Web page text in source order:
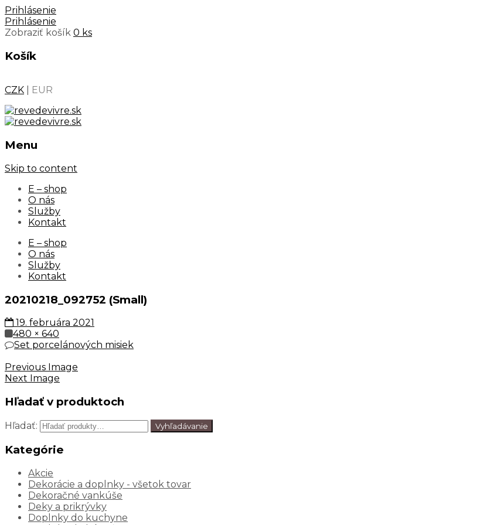
Prihlásenie
Prihlásenie
Zobraziť košík 0 ks
Košík
CZK EUR
Menu
Skip to content
E – shop
O nás
Služby
Kontakt
E – shop
O nás
Služby
Kontakt
20210218_092752 (Small)
19. februára 2021
480 × 640
Set porcelánových misiek
Previous Image
Next Image
Hľadať v produktoch
Hľadať: Vyhľadávanie
Kategórie
Akcie
Dekorácie a doplnky - všetok tovar
Dekoračné vankúše
Deky a prikrývky
Doplnky do kuchyne